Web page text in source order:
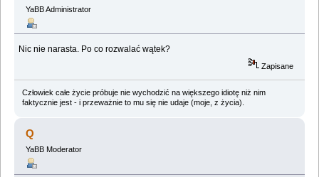
YaBB Administrator
Nic nie narasta. Po co rozwalać wątek?
Zapisane
Człowiek całe życie próbuje nie wychodzić na większego idiotę niż nim
faktycznie jest - i przeważnie to mu się nie udaje (moje, z życia).
Q
YaBB Moderator